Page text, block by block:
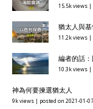
15.5k views |
猶太人與
11.2k views |
編者的話
10.3k views |
神為何要揀選猶太人
9k views | posted on 2021-01-07